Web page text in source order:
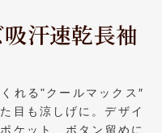
汗速乾長袖
れる"クールマックス″
目も涼しげに。デザイ
ケット、ボタン留めに